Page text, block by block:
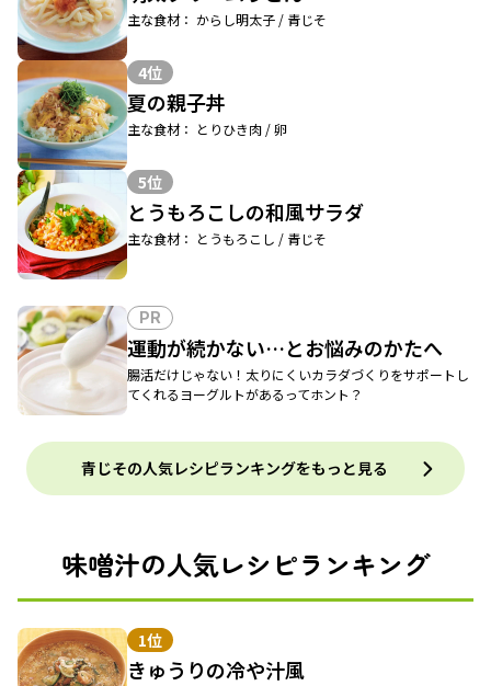
主な食材： からし明太子 / 青じそ
4位
夏の親子丼
主な食材： とりひき肉 / 卵
5位
とうもろこしの和風サラダ
主な食材： とうもろこし / 青じそ
PR
運動が続かない…とお悩みのかたへ
腸活だけじゃない！太りにくいカラダづくりをサポートし
てくれるヨーグルトがあるってホント？
青じその人気レシピランキングをもっと見る
味噌汁の人気レシピランキング
1位
きゅうりの冷や汁風